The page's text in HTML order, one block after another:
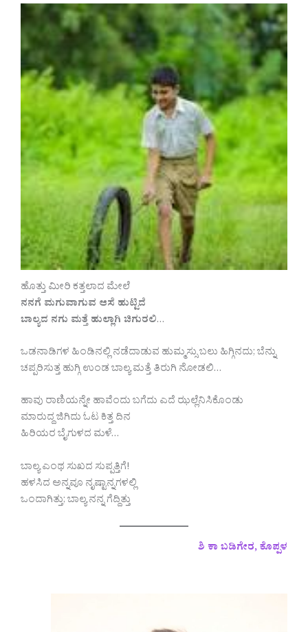
ಹೊತ್ತು ಮೀರಿ ಕತ್ತಲಾದ ಮೇಲೆ
ನನಗೆ ಮಗುವಾಗುವ ಆಸೆ ಹುಟ್ಟಿದೆ
ಬಾಲ್ಯದ ನಗು ಮತ್ತೆ ಹುಲ್ಲಾಗಿ ಚಿಗುರಲಿ…
ಒಡನಾಡಿಗಳ ಹಿಂಡಿನಲ್ಲಿ ನಡೆದಾಡುವ ಹುಮ್ಮಸ್ಸು ಬಲು ಹಿಗ್ಗಿನದು; ಬೆನ್ನು
ಚಪ್ಪರಿಸುತ್ತ ಹುಗ್ಗಿ ಉಂಡ ಬಾಲ್ಯ ಮತ್ತೆ ತಿರುಗಿ ನೋಡಲಿ…
ಹಾವು ರಾಣಿಯನ್ನೇ ಹಾವೆಂದು ಬಗೆದು ಎದೆ ಝಲ್ಲೆನಿಸಿಕೊಂಡು
ಮಾರುದ್ದ ಜಿಗಿದು ಓಟ ಕಿತ್ತ ದಿನ
ಹಿರಿಯರ ಬೈಗುಳದ ಮಳೆ…
ಬಾಲ್ಯ ಎಂಥ ಸುಖದ ಸುಪ್ಪತ್ತಿಗೆ!
ಹಳಸಿದ ಅನ್ನವೂ ನೃಷ್ಟಾನ್ನಗಳಲ್ಲಿ
ಒಂದಾಗಿತ್ತು; ಬಾಲ್ಯ ನನ್ನ ಗೆದ್ದಿತ್ತು
ಶಿ ಕಾ ಬಡಿಗೇರ, ಕೊಪ್ಪಳ